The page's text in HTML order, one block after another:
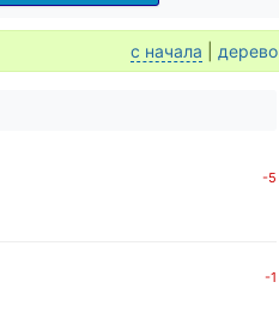
с начала дерево
-5
-1